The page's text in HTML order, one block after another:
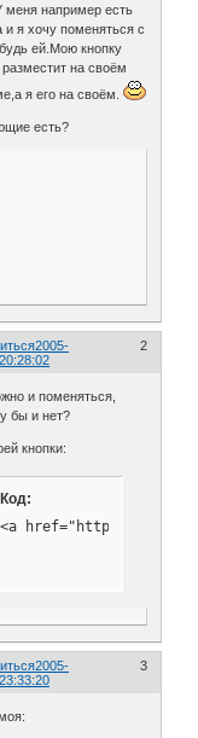
меня например есть
и я хочу поменяться с
ей.Мою кнопку
разместит на своём
я его на своём.
есть?
2
2005-
и поменяться,
бы и нет?
кнопки:
Код:
<a href="http://
3
2005-